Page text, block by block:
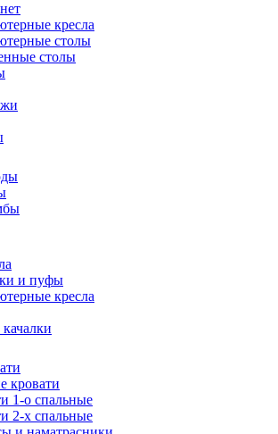
кресла
столы
столы
и пуфы
кресла
кровати
1-о спальные
2-х спальные